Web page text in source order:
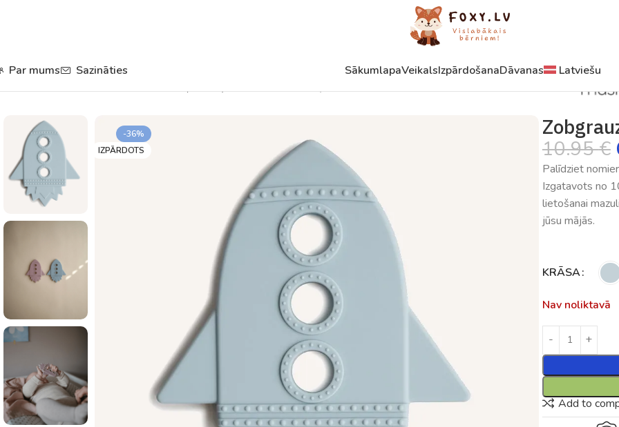
Par mums Sazināties SākumlapaVeikalsIzpārdošanaDāvanas
Latviešu
-36%
IZPĀRDOTS
10.95€
Palīdziet
Izgatavots no
lietošanai
jūsu mājās.
KRĀSA
Nav noliktavā
Add to